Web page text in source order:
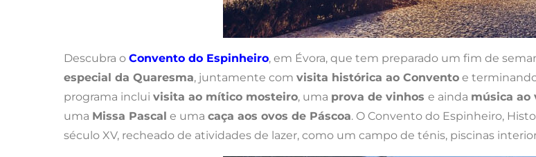
Descubra o Convento do Espinheiro, em Évora, que tem preparado um fim de
especial da Quaresma, juntamente com visita histórica ao Convento e
programa inclui visita ao mítico mosteiro, uma prova de vinhos e ainda música ao
uma Missa Pascal e uma caça aos ovos de Páscoa. O Convento do Espinheiro,
século XV, recheado de atividades de lazer, como um campo de ténis, piscinas